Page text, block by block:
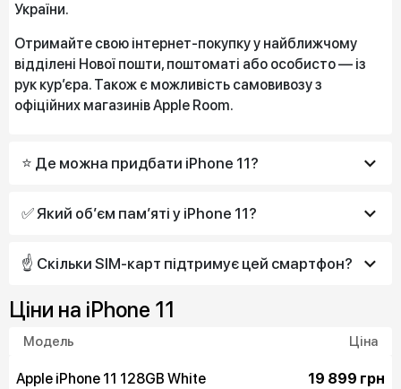
України.
Отримайте свою інтернет-покупку у найближчому
відділені Нової пошти, поштоматі або особисто — із
рук кур’єра. Також є можливість самовивозу з
офіційних магазинів Apple Room.
⭐ Де можна придбати iPhone 11?
✅ Який об’єм пам’яті у iPhone 11?
️☝ Скільки SIM‑карт підтримує цей смартфон?
Цiни на iPhone 11
Модель Ціна
Apple iPhone 11 128GB White 19 899 грн